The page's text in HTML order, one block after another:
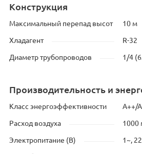
Конструкция
Максимальный перепад высот 10 м
Хладагент R-32
Диаметр трубопроводов 1/4
Производительность и
Класс энергоэффективности А++/
Расход воздуха 1000
Электропитание (В) 1~,